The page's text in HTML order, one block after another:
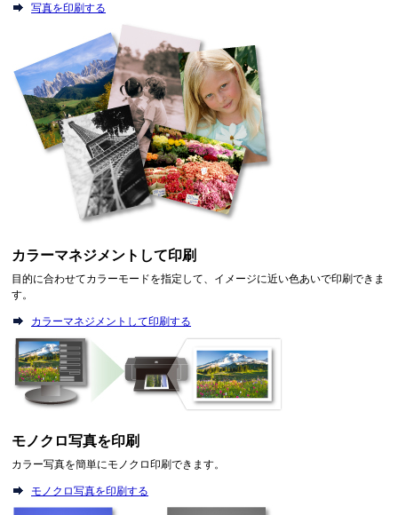
写真を印刷する
カラーマネジメントして印刷
目的に合わせてカラーモードを指定して、イメージに近い色あいで印刷できま
す。
カラーマネジメントして印刷する
モノクロ写真を印刷
カラー写真を簡単にモノクロ印刷できます。
モノクロ写真を印刷する